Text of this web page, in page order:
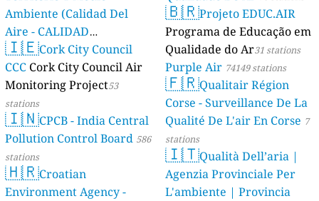
Ambiente (Calidad Del
Aire - CALIDAD
AMBIENTAL) 23 stations
🇮🇪Cork City Council
CCC Cork City Council Air
Monitoring Project53
stations
🇮🇳CPCB - India Central
Pollution Control Board 586
stations
🇭🇷Croatian
Environment Agency -
🇧🇷Projeto EDUC.AIR
Programa de Educação em
Qualidade do Ar31 stations
Purple Air 74149 stations
🇫🇷Qualitair Région
Corse - Surveillance De La
Qualité De L'air En Corse 7
stations
🇮🇹Qualità Dell’aria |
Agenzia Provinciale Per
L'ambiente | Provincia